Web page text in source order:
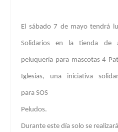
El sábado 7 de mayotendrá
Solidariosen la tienda de
peluquería para mascotas 4
Iglesias, una iniciativa
para SOS
Peludos.
Durante este día solo se